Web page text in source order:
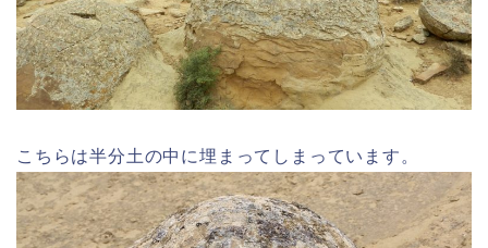
こちらは半分土の中に埋まってしまっています。